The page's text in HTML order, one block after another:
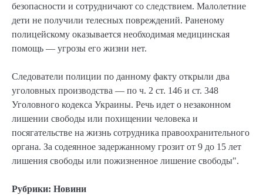
безопасности и сотрудничают со следствием. Малолетние
дети не получили телесных повреждений. Раненому
полицейскому оказывается необходимая медицинская
помощь — угрозы его жизни нет.
Следователи полиции по данному факту открыли два
уголовных производства — по ч. 2 ст. 146 и ст. 348
Уголовного кодекса Украины. Речь идет о незаконном
лишении свободы или похищении человека и
посягательстве на жизнь сотрудника правоохранительного
органа. За содеянное задержанному грозит от 9 до 15 лет
лишения свободы или пожизненное лишение свободы".
Рубрики: Новини